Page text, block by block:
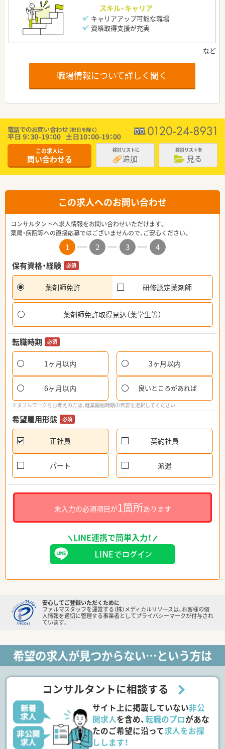
スキル・キャリア
キャリアアップ可能な職場
資格取得支援が充実
職場情報について詳しく聞く
この求人に
問い合わせる
検討リストに
追加
検討リストを
見る
この求人へのお問い合わせ
コンサルタントへ求人情報をお問い合わせいただけます。
薬局・病院等への直接応募ではございませんので、ご安心ください。
1 2 3
4
保有資格・経験
必須
薬剤師免許 研修認定薬剤師
薬剤師免許取得見込（薬学生等）
転職時期 必須
1ヶ月以内 3ヶ月以内
6ヶ月以内 良いところがあれば
※ダブルワークをお考えの方は、就業開始時期の目安を選択してください
希望雇用形態 必須
正社員 契約社員
パート 派遣
未入力の必須項目が1箇所あります
LINE連携で簡単入力！
安心してご登録いただくために
ファルマスタッフを運営する（株）メディカルリソースは、お客様の個
人情報を適切に管理する事業者としてプライバシーマークが付与され
ています。
希望の求人が見つからない…という方は
コンサルタントに相談する
サイト上に掲載していない非公
開求人を含め、転職のプロがあな
たのご希望に沿って求人をお探
しします！